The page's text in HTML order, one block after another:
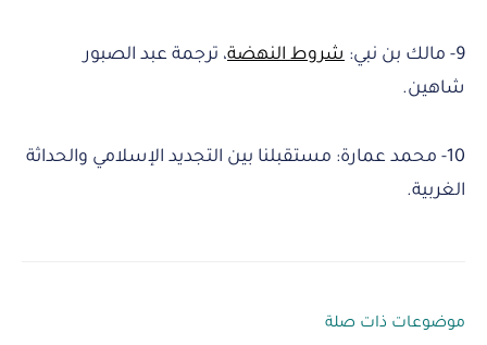
9- مالك بن نبي: شروط النهضة، ترجمة عبد الصبور
شاهين.
10- محمد عمارة: مستقبلنا بين التجديد الإسلامي والحداثة
الغربية.
موضوعات ذات صلة